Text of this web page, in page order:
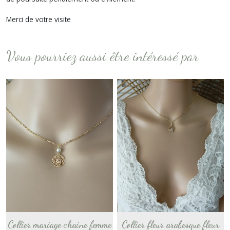
Merci de votre visite
Vous pourriez aussi être intéressé par
Collier mariage chaine femme
Collier fleur arabesque fleur